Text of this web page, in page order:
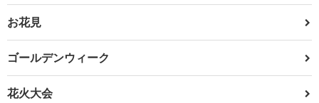
お花見
ゴールデンウィーク
花火大会